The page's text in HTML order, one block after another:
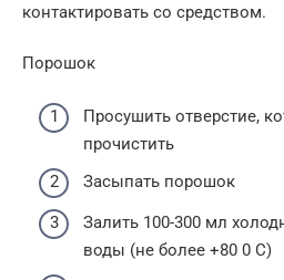
контактировать со средством.
Порошок
Просушить отверстие,
прочистить
Засыпать порошок
Залить 100-300 мл
воды (не более +80 0 С)